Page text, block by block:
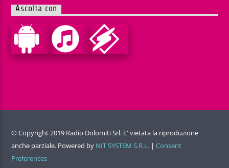
Ascolta con
© Copyright 2019 Radio Dolomiti Srl. E' vietata la riproduzione
anche parziale. Powered by NIT SYSTEM S.R.L. | Consent
Preferences